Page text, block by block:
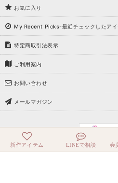
新作アイテム LINEで相談 会
お気に入り
My Recent Picks-最近チェックしたア
特定商取引法表示
ご利用案内
お問い合わせ
メールマガジン